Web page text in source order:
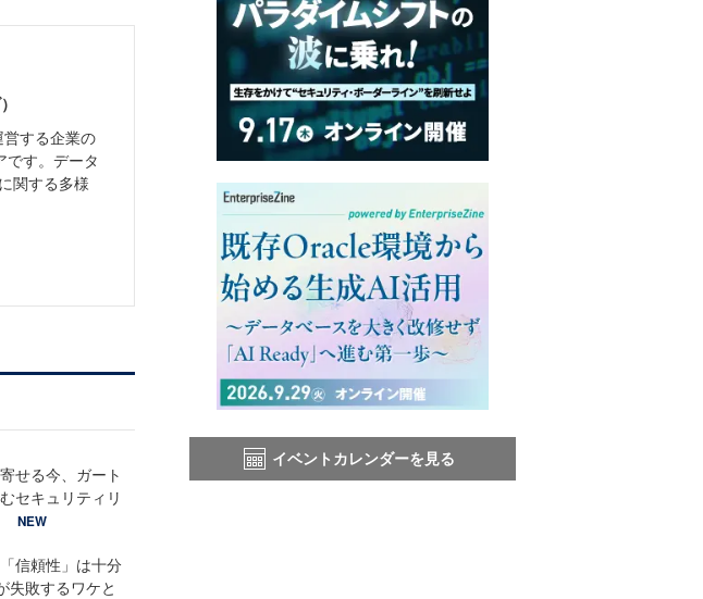
営する企業の
です。データ
関する多様
せる今、ガート
セキュリティリ
NEW
信頼性」は十分
失敗するワケと
イベントカレンダーを見る